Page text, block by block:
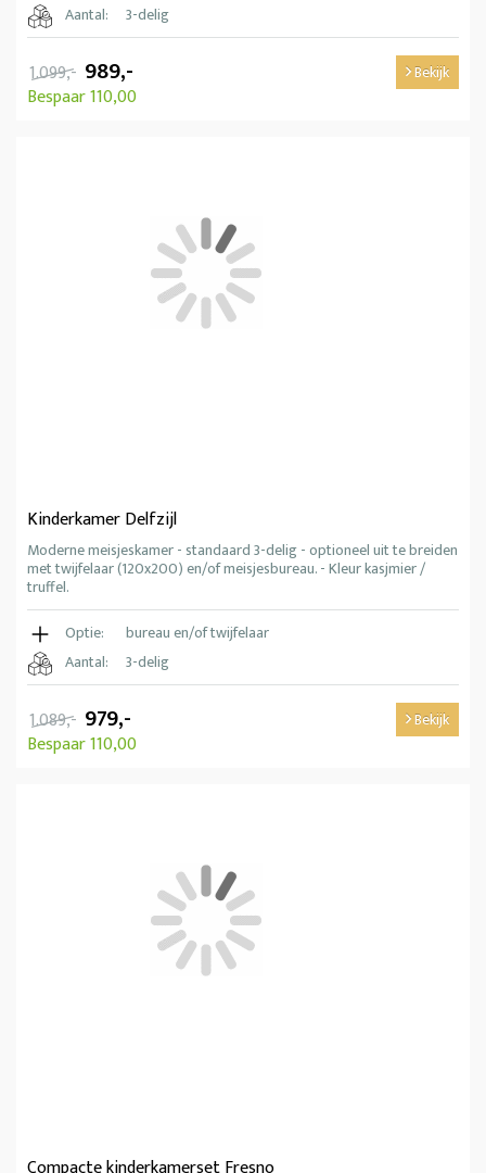
Aantal:
3-delig
1.099,- 989,-
Bespaar 110,00
Bekijk
Kinderkamer Delfzijl
Moderne meisjeskamer - standaard 3-delig - optioneel uit te breiden
met twijfelaar (120x200) en/of meisjesbureau. - Kleur kasjmier /
truffel.
Optie:
bureau en/of twijfelaar
Aantal:
3-delig
1.089,- 979,-
Bespaar 110,00
Bekijk